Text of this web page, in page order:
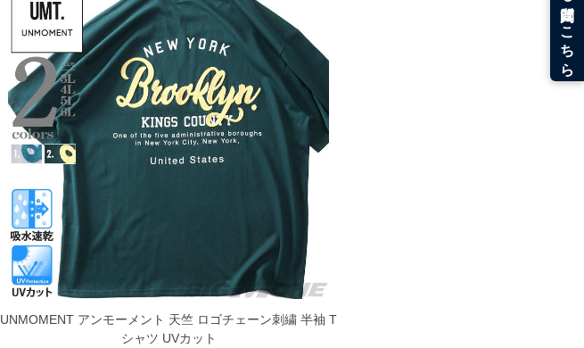
UNMOMENT アンモーメント 天竺 ロゴチェーン刺繍 半袖 T
シャツ UVカット